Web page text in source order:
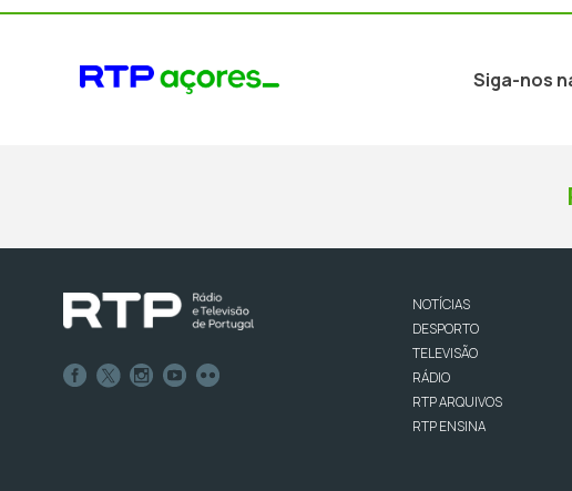
Siga-nos
NOTÍCIAS
DESPORTO
TELEVISÃO
RÁDIO
RTP ARQUIVOS
RTP ENSINA